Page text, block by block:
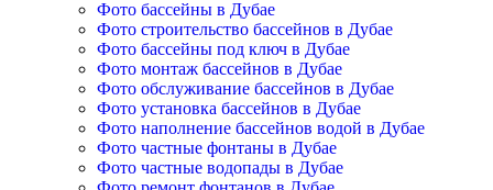
Фото бассейны в Дубае
Фото строительство бассейнов в Дубае
Фото бассейны под ключ в Дубае
Фото монтаж бассейнов в Дубае
Фото обслуживание бассейнов в Дубае
Фото установка бассейнов в Дубае
Фото наполнение бассейнов водой в Дубае
Фото частные фонтаны в Дубае
Фото частные водопады в Дубае